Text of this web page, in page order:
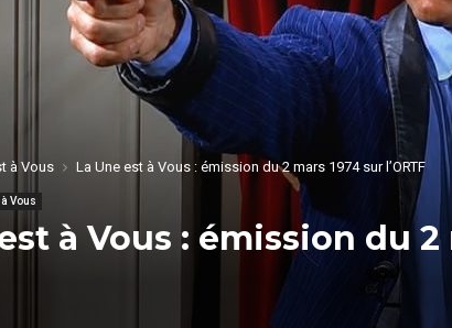
à Vous La Une est à Vous : émission du 2 mars 1974 sur l’ORTF
à Vous
à Vous : émission du 2